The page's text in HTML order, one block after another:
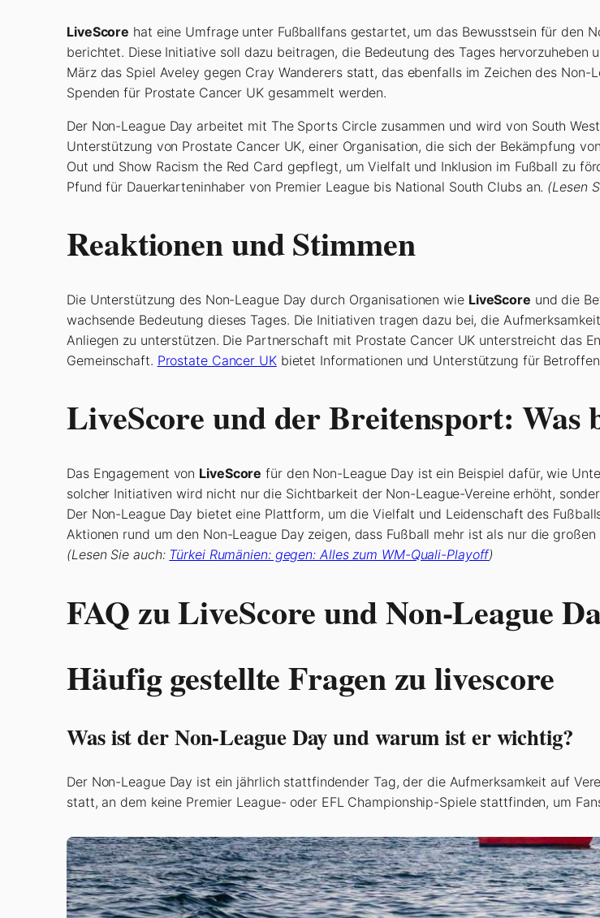
LiveScore hat eine Umfrage unter Fußballfans gestartet, um das Bewusstsein für den
berichtet. Diese Initiative soll dazu beitragen, die Bedeutung des Tages
März das Spiel Aveley gegen Cray Wanderers statt, das ebenfalls im Zeichen des Non-
Spenden für Prostate Cancer UK gesammelt werden.
Der Non-League Day arbeitet mit The Sports Circle zusammen und wird von South
Unterstützung von Prostate Cancer UK, einer Organisation, die sich der Bekämpfung
Out und Show Racism the Red Card gepflegt, um Vielfalt und Inklusion im Fußball zu
Pfund für Dauerkarteninhaber von Premier League bis National South Clubs an. (Lesen
Reaktionen und Stimmen
Die Unterstützung des Non-League Day durch Organisationen wie LiveScore und die
wachsende Bedeutung dieses Tages. Die Initiativen tragen dazu bei, die
Anliegen zu unterstützen. Die Partnerschaft mit Prostate Cancer UK unterstreicht das
Gemeinschaft. Prostate Cancer UKbietet Informationen und Unterstützung für
LiveScore und der Breitensport: Was
Das Engagement von LiveScore für den Non-League Day ist ein Beispiel dafür, wie
solcher Initiativen wird nicht nur die Sichtbarkeit der Non-League-Vereine erhöht,
Der Non-League Day bietet eine Plattform, um die Vielfalt und Leidenschaft des
Aktionen rund um den Non-League Day zeigen, dass Fußball mehr ist als nur die
(Lesen Sie auch: Türkei Rumänien: gegen: Alles zum WM-Quali-Playoff)
FAQ zu LiveScore und Non-League
Häufig gestellte Fragen zu livescore
Was ist der Non-League Day und warum ist er wichtig?
Der Non-League Day ist ein jährlich stattfindender Tag, der die Aufmerksamkeit auf
statt, an dem keine Premier League- oder EFL Championship-Spiele stattfinden, um